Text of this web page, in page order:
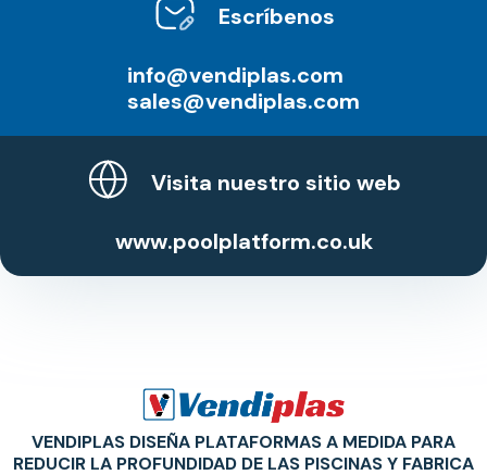
Escríbenos
info@vendiplas.com
sales@vendiplas.com
Visita nuestro sitio web
www.poolplatform.co.uk
VENDIPLAS DISEÑA PLATAFORMAS A MEDIDA PARA
REDUCIR LA PROFUNDIDAD DE LAS PISCINAS Y FABRICA